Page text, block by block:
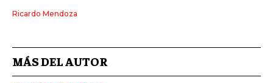
Ricardo Mendoza
MÁS DEL AUTOR